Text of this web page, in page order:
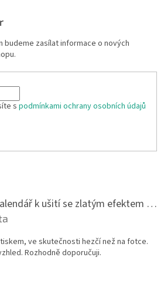
budeme zasílat informace o nových
s podmínkami ochrany osobních údajů
Adventní kalendář k ušití se zlatým efektem 042Q
je 5 z 5 hvězdiček.
ve skutečnosti hezčí než na fotce.
Rozhodně doporučuji.